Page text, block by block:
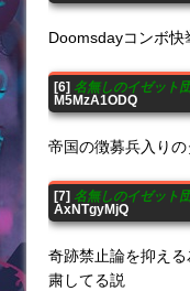
Doomsdayコンボ快
[6] 名無しのイゼット
M5MzA1ODQ
帝国の徴募兵入り
[7] 名無しのイゼット
AxNTgyMjQ
奇跡禁止論を抑え
粛してる説